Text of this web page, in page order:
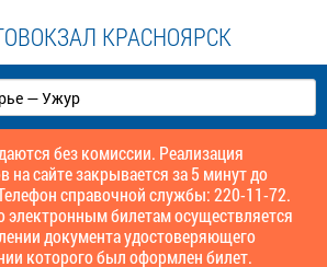
КРАСНОЯРСК
без комиссии. Реализация
на сайте закрывается за 5 минут до
справочной службы: 220-11-72.
электронным билетам осуществляется
документа удостоверяющего
которого был оформлен билет.